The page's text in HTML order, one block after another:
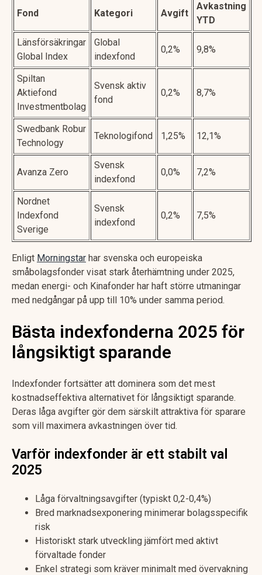
Fond Kategori Avgift
Avkastning
YTD
Länsförsäkringar
Global Index
Global
indexfond
0,2% 9,8%
Spiltan
Aktiefond
Investmentbolag
Svensk aktiv
fond
0,2% 8,7%
Swedbank Robur
Technology
Teknologifond 1,25% 12,1%
Avanza Zero
Svensk
indexfond
0,0% 7,2%
Nordnet
Indexfond
Sverige
Svensk
indexfond
0,2% 7,5%
Enligt Morningstar har svenska och europeiska
småbolagsfonder visat stark återhämtning under 2025,
medan energi- och Kinafonder har haft större utmaningar
med nedgångar på upp till 10% under samma period.
Bästa indexfonderna 2025 för
långsiktigt sparande
Indexfonder fortsätter att dominera som det mest
kostnadseffektiva alternativet för långsiktigt sparande.
Deras låga avgifter gör dem särskilt attraktiva för sparare
som vill maximera avkastningen över tid.
Varför indexfonder är ett stabilt val
2025
Låga förvaltningsavgifter (typiskt 0,2-0,4%)
Bred marknadsexponering minimerar bolagsspecifik
risk
Historiskt stark utveckling jämfört med aktivt
förvaltade fonder
Enkel strategi som kräver minimalt med övervakning